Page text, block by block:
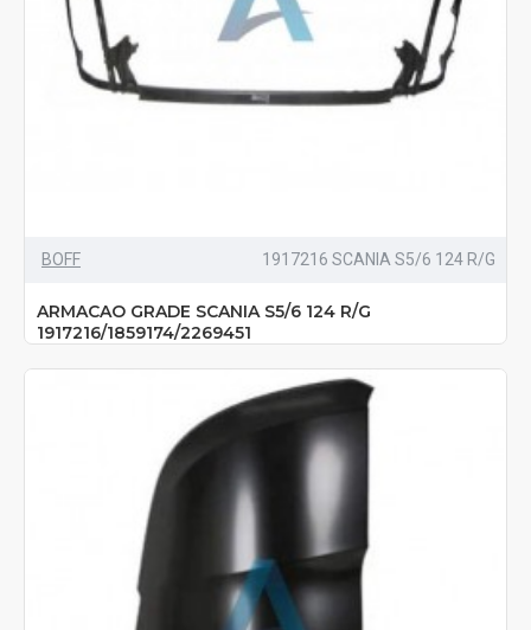
BOFF 1917216 SCANIA S5/6 124 R/G
ARMACAO GRADE SCANIA S5/6 124 R/G
1917216/1859174/2269451